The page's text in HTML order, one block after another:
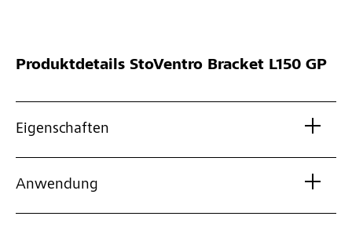
Produktdetails StoVentro Bracket L150 GP
Eigenschaften
Anwendung